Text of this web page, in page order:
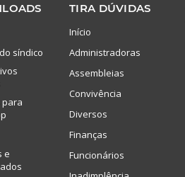
síndico
para
e
TIRA DÚVIDAS
Início
Administradoras
Assembleias
Convivência
Diversos
Finanças
Funcionários